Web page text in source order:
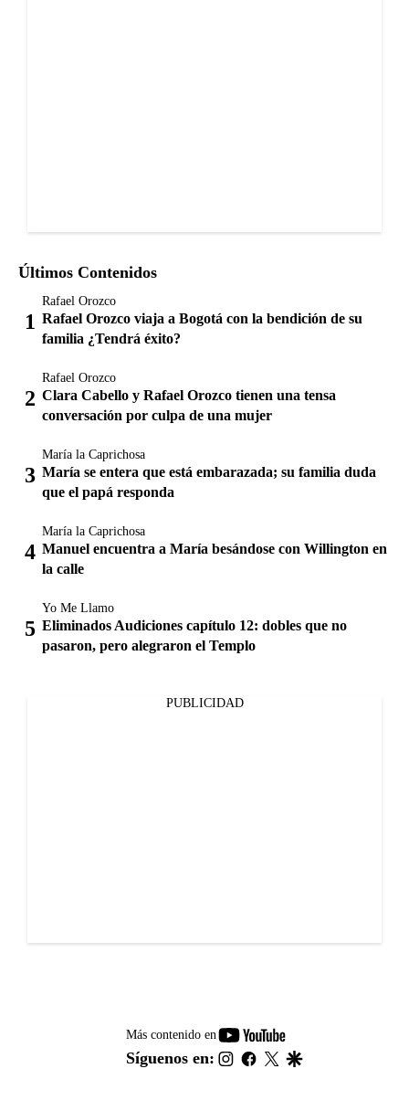
Últimos Contenidos
Rafael Orozco
Rafael Orozco viaja a Bogotá con la bendición de su
familia ¿Tendrá éxito?
Rafael Orozco
Clara Cabello y Rafael Orozco tienen una tensa
conversación por culpa de una mujer
María la Caprichosa
María se entera que está embarazada; su familia duda
que el papá responda
María la Caprichosa
Manuel encuentra a María besándose con Willington en
la calle
Yo Me Llamo
Eliminados Audiciones capítulo 12: dobles que no
pasaron, pero alegraron el Templo
PUBLICIDAD
Más contenido en
youtube-
footer
Síguenos en: instagram
facebook
twitter